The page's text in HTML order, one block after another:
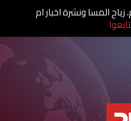
زياح المسا ونشرة اخبار ام
تابعوا